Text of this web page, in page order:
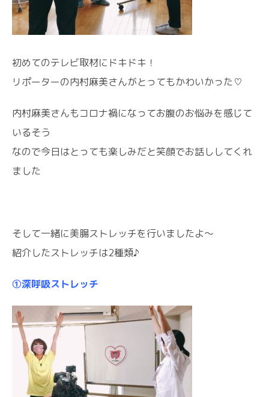
初めてのテレビ取材にドキドキ！
リポーターの内村麻美さんがとってもかわいかった♡
内村麻美さんもコロナ禍になってお腹のお悩みを感じて
いるそう
なので今日はとっても楽しみだと笑顔でお話ししてくれ
ました
そして一緒に美腸ストレッチを行いましたよ〜
紹介したストレッチは2種類♪
①深呼吸ストレッチ